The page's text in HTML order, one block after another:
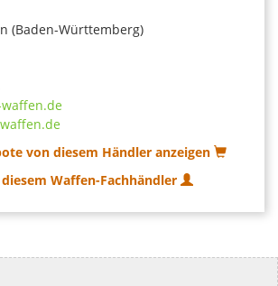
(Baden-Württemberg)
von diesem Händler anzeigen
Waffen-Fachhändler